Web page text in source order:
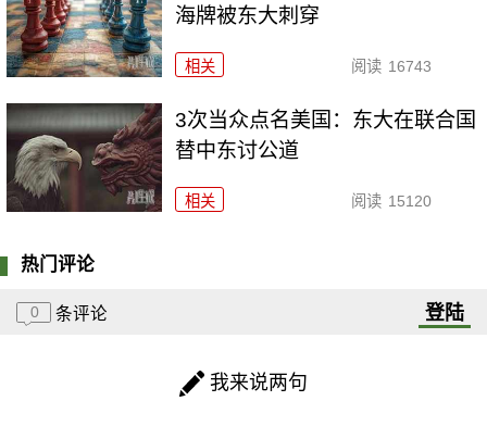
海牌被东大刺穿
相关 阅读 16743
3次当众点名美国：东大在联合国
替中东讨公道
相关 阅读 15120
热门评论
0 条评论 登陆
我来说两句